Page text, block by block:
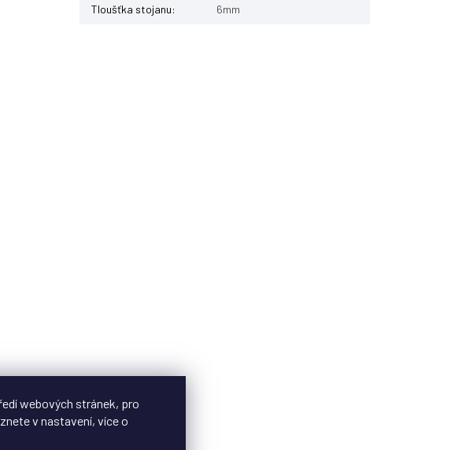
webových stránek, pro
v nastavení, více o
Tloušťka stojanu: 6mm